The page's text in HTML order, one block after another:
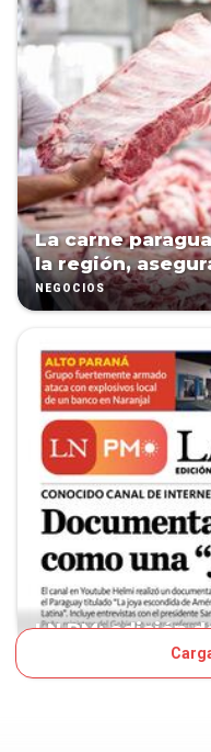
La carne
la región,
NEGOCIOS
LN PM: edición